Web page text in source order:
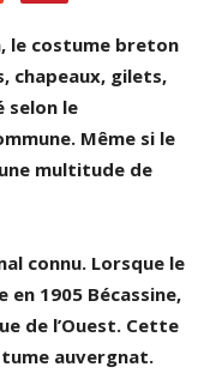
le costume breton
chapeaux, gilets,
selon le
Même si le
multitude de
connu. Lorsque le
1905 Bécassine,
de l’Ouest. Cette
auvergnat.